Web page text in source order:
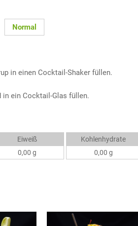
Normal
in einen Cocktail-Shaker füllen.
ein Cocktail-Glas füllen.
Eiweiß
0,00 g
Kohlenhydrate
0,00 g